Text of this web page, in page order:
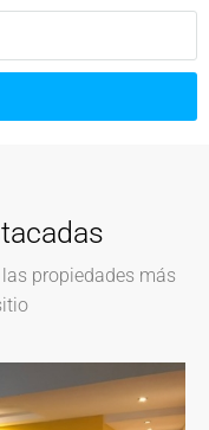
propiedades más